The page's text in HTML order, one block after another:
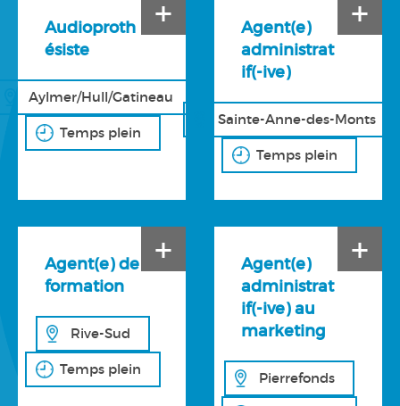
Audioproth
ésiste
Aylmer/Hull/Gatineau
Temps plein
+
Agent(e)
administrat
if(-ive)
Sainte-Anne-des-Monts
Temps plein
+
Agent(e) de
formation
Rive-Sud
Temps plein
+
Agent(e)
administrat
if(-ive) au
marketing
Pierrefonds
+